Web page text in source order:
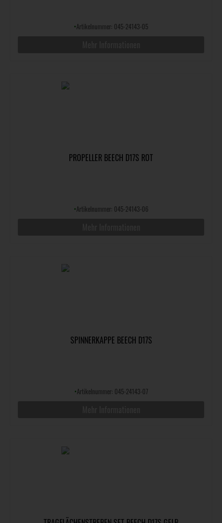
•Artikelnummer: 045-24143-05
PROPELLER BEECH D17S ROT
•Artikelnummer: 045-24143-06
SPINNERKAPPE BEECH D17S
•Artikelnummer: 045-24143-07